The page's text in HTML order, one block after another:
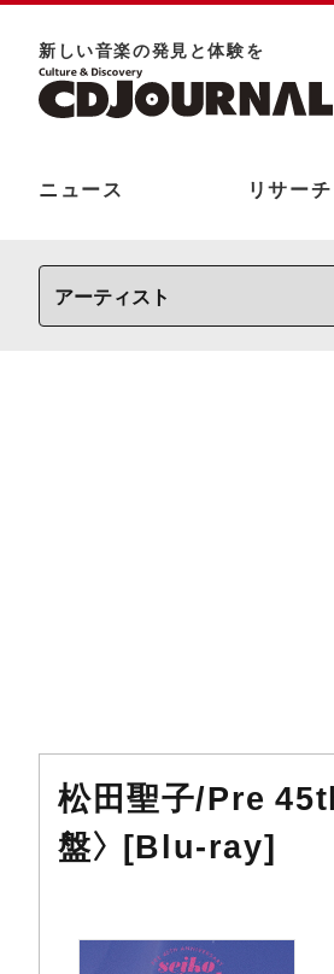
新しい⾳楽の発⾒と体験を
ニュース リサーチ
松田聖子/Pre
盤〉 [Blu-ray]